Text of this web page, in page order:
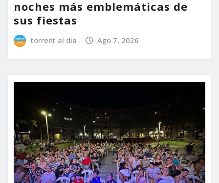
noches más emblemáticas de
sus fiestas
torrent al dia Ago 7, 2026